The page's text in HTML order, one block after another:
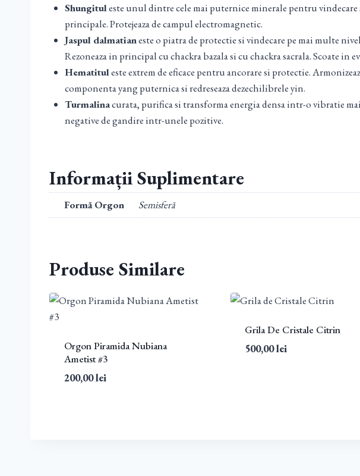
Shungituleste unul dintre cele mai puternice minerale pentru
principale. Protejeaza de campul electromagnetic.
Jaspul dalmatianeste o piatra de protectie si vindecare pe mai multe
Rezoneaza in principal cu chackra bazala si cu chackra sacrala. Scoate
Hematituleste extrem de eficace pentru ancorare si protectie.
componenta yang puternica si redreseaza dezechilibrele yin.
Turmalinacurata, purifica si transforma energia densa intr-o vibratie
negative de gandire intr-unele pozitive.
Informații Suplimentare
Formă Orgon Semisferă
Produse Similare
Orgon Piramida Nubiana
Ametist #3
200,00lei
Grila De Cristale Citrin
500,00lei